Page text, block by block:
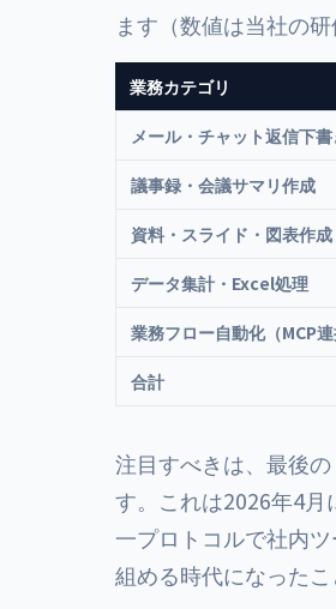
ます（数値は当社の
業務カテゴリ
メール・チャット返信下書
議事録・会議サマリ作成
資料・スライド・図表作成
データ集計・Excel処理
業務フロー自動化（MCP連
合計
注目すべきは、最後
す。これは2026年4月
一プロトコルで社内
組める時代になったこ